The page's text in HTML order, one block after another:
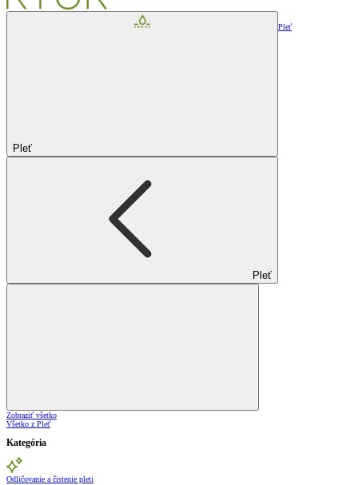
Pleť
Pleť
Pleť
Zobraziť všetko
Všetko z Pleť
Kategória
Odličovanie a čistenie pleti